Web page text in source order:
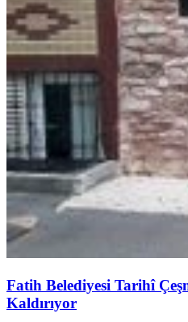
Fatih Belediyesi Tarihî
Kaldırıyor